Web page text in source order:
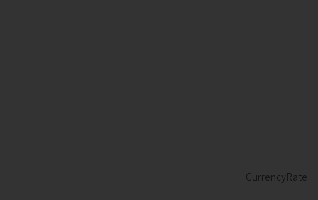
CurrencyRate